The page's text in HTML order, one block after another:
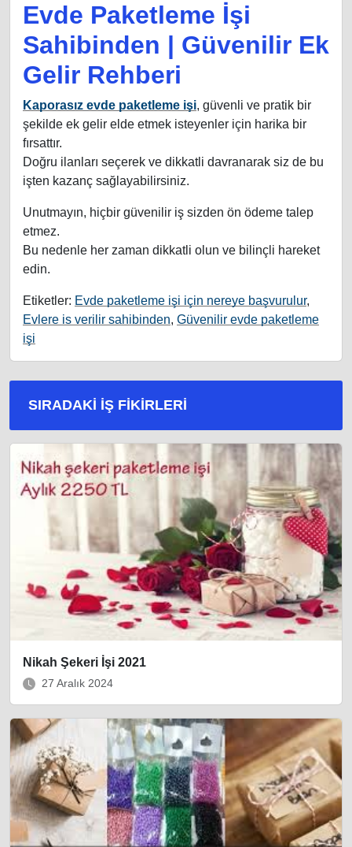
Evde Paketleme İşi
Sahibinden | Güvenilir Ek
Gelir Rehberi
Kaporasız evde paketleme işi, güvenli ve pratik bir
şekilde ek gelir elde etmek isteyenler için harika bir
fırsattır.
Doğru ilanları seçerek ve dikkatli davranarak siz de bu
işten kazanç sağlayabilirsiniz.
Unutmayın, hiçbir güvenilir iş sizden ön ödeme talep
etmez.
Bu nedenle her zaman dikkatli olun ve bilinçli hareket
edin.
Etiketler: Evde paketleme işi için nereye başvurulur,
Evlere is verilir sahibinden, Güvenilir evde paketleme
işi
SIRADAKI İŞ FIKIRLERI
Nikah Şekeri İşi 2021
27 Aralık 2024